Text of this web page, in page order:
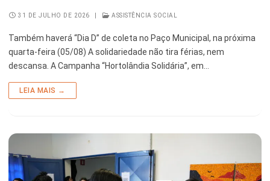
31 DE JULHO DE 2026 ASSISTÊNCIA SOCIAL
Também haverá “Dia D” de coleta no Paço Municipal, na próxima
quarta-feira (05/08) A solidariedade não tira férias, nem
descansa. A Campanha “Hortolândia Solidária”, em…
LEIA MAIS →